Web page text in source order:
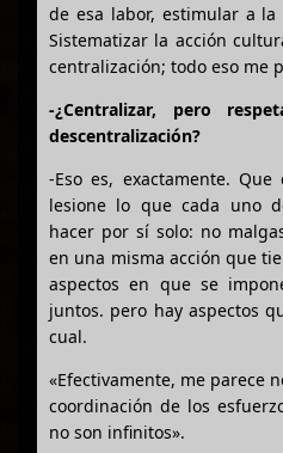
de esa labor, estimular a
Sistematizar la acción
centralización; todo eso me
-¿Centralizar, pero
descentralización?
-Eso es, exactamente.
lesione lo que cada uno
hacer por sí solo: no
en una misma acción que
aspectos en que se
juntos. pero hay aspectos
cual.
«Efectivamente, me parece
coordinación de los
no son infinitos».